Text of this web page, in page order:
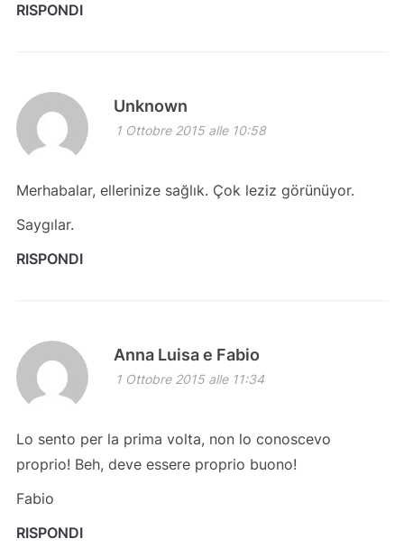
RISPONDI
Unknown
1 Ottobre 2015 alle 10:58
Merhabalar, ellerinize sağlık. Çok leziz görünüyor.
Saygılar.
RISPONDI
Anna Luisa e Fabio
1 Ottobre 2015 alle 11:34
Lo sento per la prima volta, non lo conoscevo
proprio! Beh, deve essere proprio buono!
Fabio
RISPONDI